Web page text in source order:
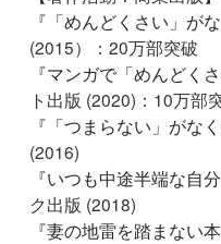
『 「めんどくさい」が
(2015）：20万部突破
『マンガで「めんどく
ト出版 (2020)：10万部
『 「つまらない」がな
(2016)
『いつも中途半端な自
ク出版 (2018)
『妻の地雷を踏まない本